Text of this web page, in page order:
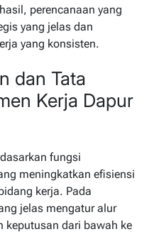
perencanaan yang
yang jelas dan
yang konsisten.
dan Tata
Kerja Dapur
fungsi
meningkatkan efisiensi
kerja. Pada
jelas mengatur alur
keputusan dari bawah ke